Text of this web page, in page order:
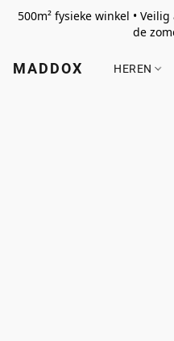
500m² fysieke winkel •
de
MADDOX HEREN